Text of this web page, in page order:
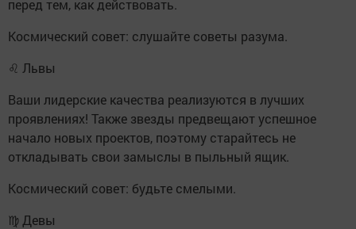
перед тем, как действовать.
Космический совет: слушайте советы разума.
♌ Львы
Ваши лидерские качества реализуются в лучших
проявлениях! Также звезды предвещают успешное
начало новых проектов, поэтому старайтесь не
откладывать свои замыслы в пыльный ящик.
Космический совет: будьте смелыми.
♍ Девы